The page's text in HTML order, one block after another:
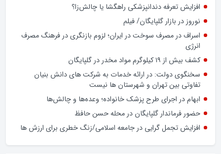
ضعف تحزب و کادرسازی؛ چالش احزاب در انتخابات
فرمانداران نیازمند چه اختیاراتی هستند ؟
صرفه‌جویی در خیابان دولت
افزایش تعرفه دندانپزشکی راهگشا یا چالش‌زا؟
نوروز در بازار گلپایگان/ فیلم
اسراف در مصرف سوخت در ایران؛ لزوم بازنگری در فرهنگ مصرف
انرژی
کشف بیش از ۱۹ کیلوگرم مواد مخدر در گلپایگان
سخنگوی دولت: در ارائه خدمات به شرکت های دانش بنیان
تفاوتی بین تهران و شهرستان ها نیست